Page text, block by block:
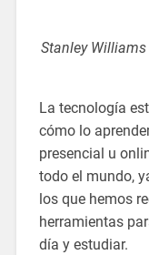
Stanley
La tecnología
cómo lo
presencial u
todo el mundo,
los que hemos
herramientas
día y estudiar.